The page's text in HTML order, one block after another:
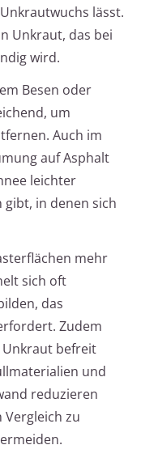
lässt.
Unkraut, das bei
wird.
Besen oder
um
Auch im
auf Asphalt
leichter
gibt, in denen sich
mehr
sich oft
das
Zudem
Unkraut befreit
und
reduzieren
Vergleich zu